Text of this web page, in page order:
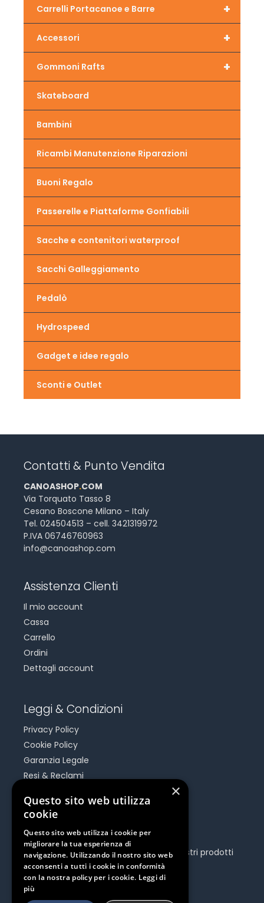
+
Carrelli Portacanoe e Barre
+
Accessori
+
Gommoni Rafts
Skateboard
Bambini
Ricambi Manutenzione Riparazioni
Buoni Regalo
Passerelle e Piattaforme Gonfiabili
Sacche e contenitori waterproof
Sacchi Galleggiamento
Pedalò
Hydrospeed
Gadget e idee regalo
Sconti e Outlet
Contatti & Punto Vendita
CANOASHOP.COM
Via Torquato Tasso 8
Cesano Boscone Milano – Italy
Tel. 024504513 – cell. 3421319972
P.IVA 06746760963
info@canoashop.com
Assistenza Clienti
Il mio account
Cassa
Carrello
Ordini
Dettagli account
Leggi & Condizioni
Privacy Policy
Cookie Policy
Garanzia Legale
Resi & Reclami
Be Social
Seguici e rimani aggiornato su tutti i nostri prodotti
e iniziative.
×
Questo sito web utilizza
cookie
Questo sito web utilizza i cookie per
migliorare la tua esperienza di
navigazione. Utilizzando il nostro sito web
acconsenti a tutti i cookie in conformità
con la nostra policy per i cookie. Leggi di
più